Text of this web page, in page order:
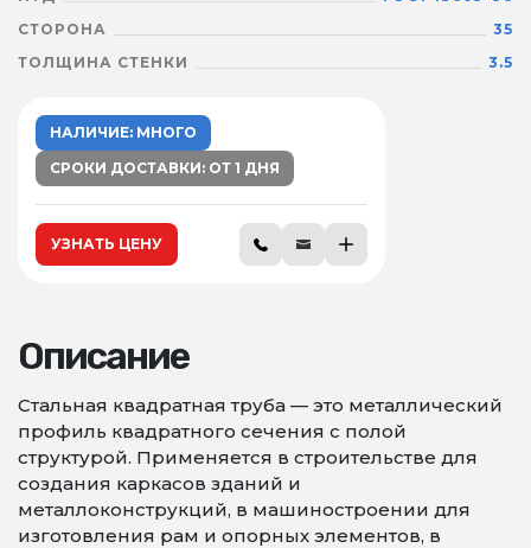
СТОРОНА
35
ТОЛЩИНА СТЕНКИ
3.5
НАЛИЧИЕ: МНОГО
СРОКИ ДОСТАВКИ: ОТ 1 ДНЯ
УЗНАТЬ ЦЕНУ
Описание
Стальная квадратная труба — это металлический
профиль квадратного сечения с полой
структурой. Применяется в строительстве для
создания каркасов зданий и
металлоконструкций, в машиностроении для
изготовления рам и опорных элементов, в